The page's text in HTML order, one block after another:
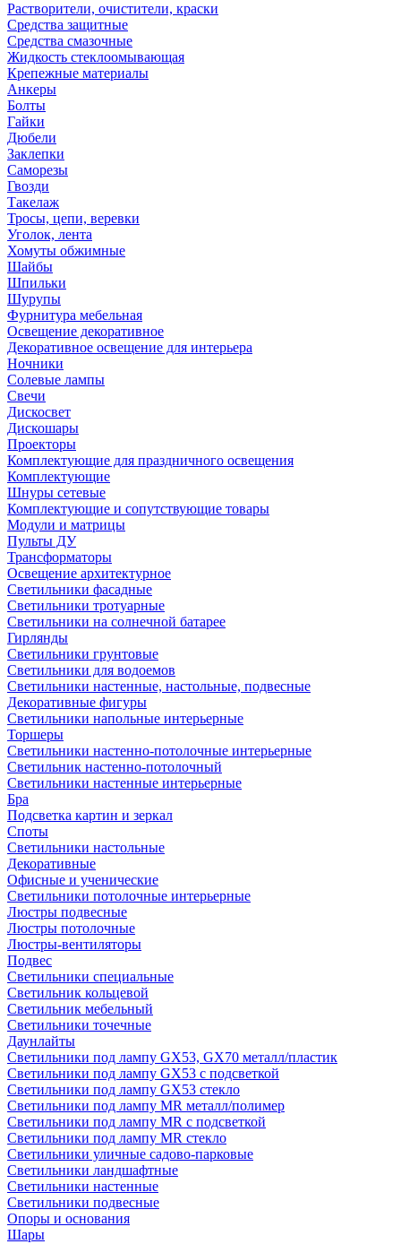
Растворители, очистители, краски
Средства защитные
Средства смазочные
Жидкость стеклоомывающая
Крепежные материалы
Анкеры
Болты
Гайки
Дюбели
Заклепки
Саморезы
Гвозди
Такелаж
Тросы, цепи, веревки
Уголок, лента
Хомуты обжимные
Шайбы
Шпильки
Шурупы
Фурнитура мебельная
Освещение декоративное
Декоративное освещение для интерьера
Ночники
Солевые лампы
Свечи
Дискосвет
Дискошары
Проекторы
Комплектующие для праздничного освещения
Комплектующие
Шнуры сетевые
Комплектующие и сопутствующие товары
Модули и матрицы
Пульты ДУ
Трансформаторы
Освещение архитектурное
Светильники фасадные
Светильники тротуарные
Светильники на солнечной батарее
Гирлянды
Светильники грунтовые
Светильники для водоемов
Светильники настенные, настольные, подвесные
Декоративные фигуры
Светильники напольные интерьерные
Торшеры
Светильники настенно-потолочные интерьерные
Светильник настенно-потолочный
Светильники настенные интерьерные
Бра
Подсветка картин и зеркал
Споты
Светильники настольные
Декоративные
Офисные и ученические
Светильники потолочные интерьерные
Люстры подвесные
Люстры потолочные
Люстры-вентиляторы
Подвес
Светильники специальные
Светильник кольцевой
Светильник мебельный
Светильники точечные
Даунлайты
Светильники под лампу GX53, GX70 металл/пластик
Светильники под лампу GX53 с подсветкой
Светильники под лампу GX53 стекло
Светильники под лампу MR металл/полимер
Светильники под лампу MR с подсветкой
Светильники под лампу MR стекло
Светильники уличные садово-парковые
Светильники ландшафтные
Светильники настенные
Светильники подвесные
Опоры и основания
Шары